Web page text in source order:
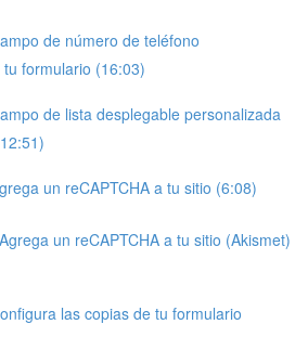
de número de teléfono
formulario (16:03)
de lista desplegable personalizada
un reCAPTCHA a tu sitio (6:08)
un reCAPTCHA a tu sitio (Akismet)
las copias de tu formulario